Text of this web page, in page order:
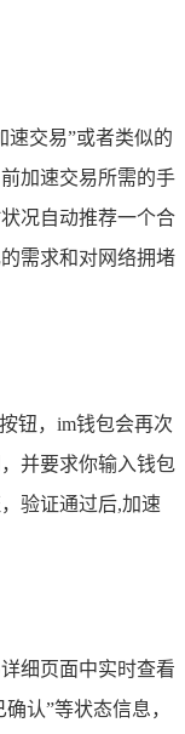
速交易”或者类似的
加速交易所需的手
况自动推荐一个合
需求和对网络拥堵
钮，im钱包会再次
并要求你输入钱包
验证通过后,加速
细页面中实时查看
认”等状态信息，